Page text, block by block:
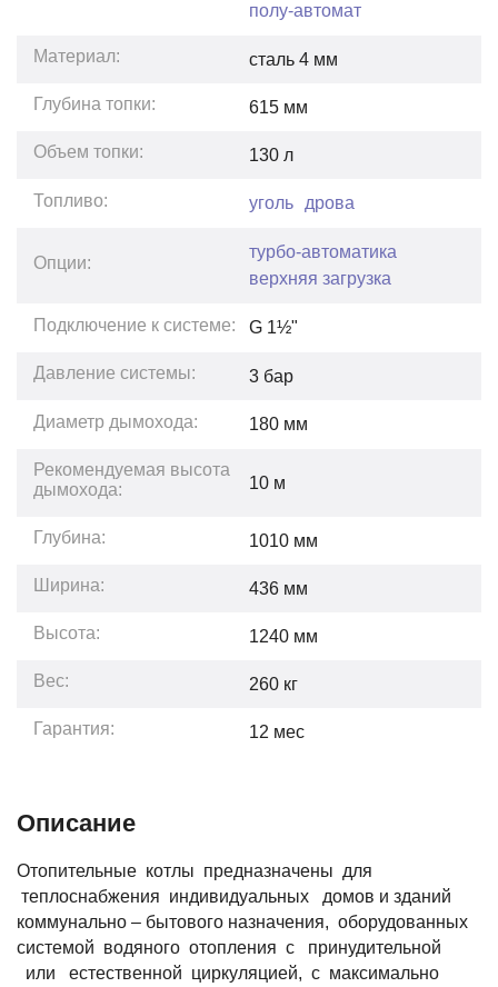
полу-автомат
Материал: сталь 4 мм
Глубина топки: 615 мм
Объем топки: 130 л
Топливо: уголь дрова
Опции:
турбо-автоматика
верхняя загрузка
Подключение к системе: G 1½"
Давление системы: 3 бар
Диаметр дымохода: 180 мм
Рекомендуемая высота
дымохода:
10 м
Глубина: 1010 мм
Ширина: 436 мм
Высота: 1240 мм
Вес: 260 кг
Гарантия: 12 мес
Описание
Отопительные котлы предназначены для
теплоснабжения индивидуальных домов и зданий
коммунально – бытового назначения, оборудованных
системой водяного отопления с принудительной
или естественной циркуляцией, с максимально